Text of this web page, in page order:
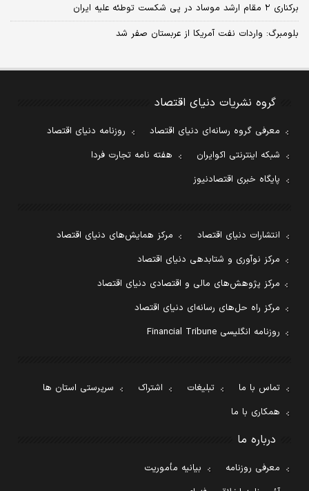
برکناری ۲ مقام‌ ارشد موساد در پی شکست توطئه علیه ایران
بلومبرگ: واردات نفت آمریکا از عربستان صفر شد
گروه نشریات دنیای اقتصاد
معرفی گروه رسانه‌ای دنیای اقتصاد
روزنامه دنیای اقتصاد
شبکه اینترنتی اکوایران
هفته نامه تجارت فردا
پایگاه خبری اقتصادنیوز
انتشارات دنیای اقتصاد
مرکز همایش‌های دنیای اقتصاد
مرکز نوآوری و شتابدهی دنیای اقتصاد
مرکز پژوهش‌های مالی و اقتصادی دنیای اقتصاد
مرکز راه حل‌های رسانه‌ای دنیای اقتصاد
روزنامه انگلیسی Financial Tribune
تماس با ما تبلیغات اشتراک
سرپرستی استان ها
همکاری با ما
درباره ما
معرفی روزنامه
بیانیه مأموریت